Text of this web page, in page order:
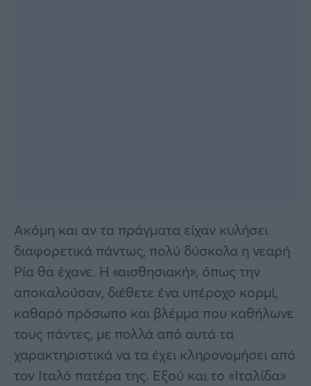
Ακόμη και αν τα πράγματα είχαν κυλήσει
διαφορετικά πάντως, πολύ δύσκολα η νεαρή
Ρία θα έχανε. Η «αισθησιακή», όπως την
αποκαλούσαν, διέθετε ένα υπέροχο κορμί,
καθαρό πρόσωπο και βλέμμα που καθήλωνε
τους πάντες, με πολλά από αυτά τα
χαρακτηριστικά να τα έχει κληρονομήσει από
τον Ιταλό πατέρα της. Εξού και το «Ιταλίδα»